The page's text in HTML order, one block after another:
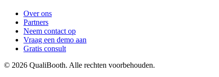
Over ons
Partners
Neem contact op
Vraag een demo aan
Gratis consult
© 2026 QualiBooth. Alle rechten voorbehouden.